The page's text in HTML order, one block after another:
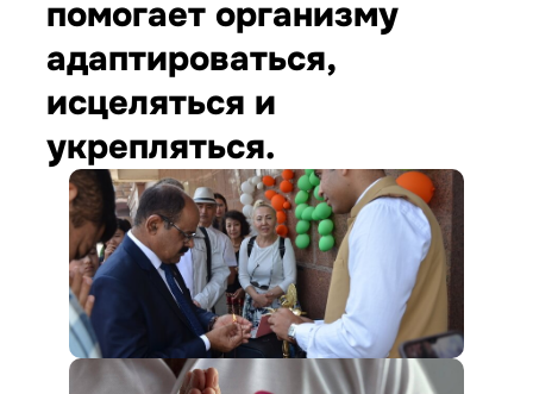
помогает организму
адаптироваться,
исцеляться и
укрепляться.